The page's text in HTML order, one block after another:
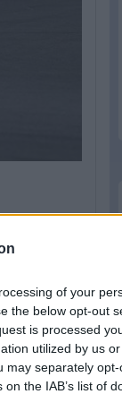
of your
the below opt-out
is processed
utilized by us
may separately
the IAB’s list of
az első
menni